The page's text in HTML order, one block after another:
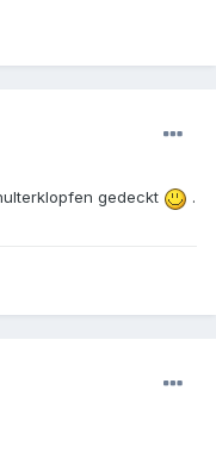
gedeckt .